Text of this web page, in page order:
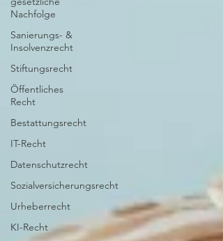
Nachfolge
Sanierungs- &
Insolvenzrecht
Stiftungsrecht
Öffentliches
Recht
Bestattungsrecht
IT-Recht
Datenschutzrecht
Sozialversicherungsrecht
Urheberrecht
KI-Recht